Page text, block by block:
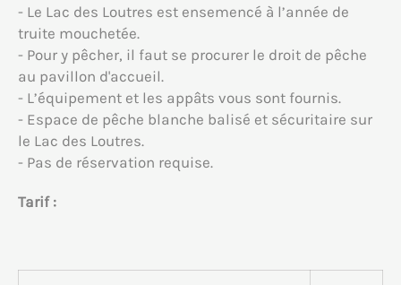
- Le Lac des Loutres est ensemencé à l’année de
truite mouchetée.
- Pour y pêcher, il faut se procurer le droit de pêche
au pavillon d'accueil.
- L’équipement et les appâts vous sont fournis.
- Espace de pêche blanche balisé et sécuritaire sur
le Lac des Loutres.
- Pas de réservation requise.
Tarif :